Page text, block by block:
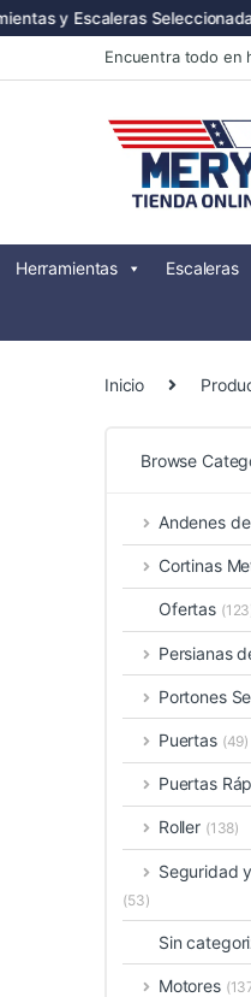
y Escaleras
to
to
Encuentra todo en
Herramientas Escaleras
Inicio
Browse
Andenes
Cortinas
Ofertas
Persianas
Portones
Puertas (49)
Puertas
Roller (138)
Seguridad
(53)
Sin
Motores